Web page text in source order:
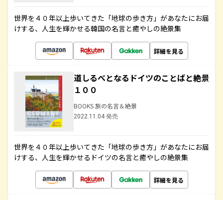
世界を４０年以上歩いてきた「地球の歩き方」があなたにお届
けする、人生を輝かせる韓国の名言と癒やしの絶景集
詳細を見る
道しるべとなるドイツのことばと絶景
１００
BOOKS 旅の名言＆絶景
2022.11.04 発売
世界を４０年以上歩いてきた「地球の歩き方」があなたにお届
けする、人生を輝かせるドイツの名言と癒やしの絶景集
詳細を見る